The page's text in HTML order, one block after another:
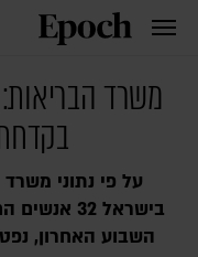
משרד
על פי נתוני
בישראל
השבוע האחרון,